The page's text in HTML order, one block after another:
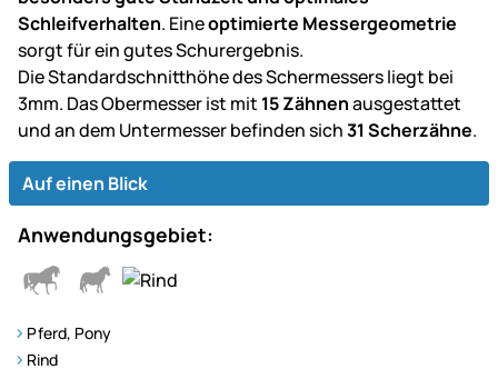
Schleifverhalten. Eineoptimierte Messergeometrie
sorgt für ein gutes Schurergebnis.
Die Standardschnitthöhe des Schermessers liegt bei
3mm. Das Obermesser ist mit 15 Zähnenausgestattet
und an dem Untermesser befinden sich31 Scherzähne.
Auf einen Blick
Anwendungsgebiet:
Pferd, Pony
Rind